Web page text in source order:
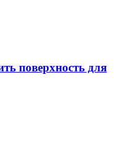
поверхность для